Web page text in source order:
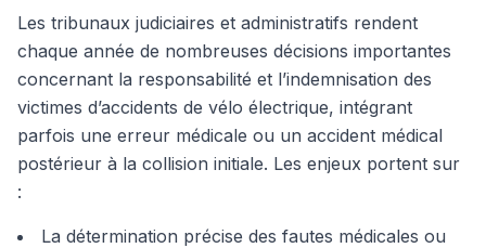
Les tribunaux judiciaires et administratifs rendent
chaque année de nombreuses décisions importantes
concernant la responsabilité et l’indemnisation des
victimes d’accidents de vélo électrique, intégrant
parfois une erreur médicale ou un accident médical
postérieur à la collision initiale. Les enjeux portent sur
:
La détermination précise des fautes médicales ou